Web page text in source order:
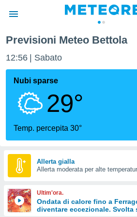
di
per
le
di
Web
le
Previsioni Meteo Bettola
12:56 Sabato
Nubi sparse
29°
Temp. percepita 30°
Allerta gialla
Allerta moderata per alte
Ultim'ora.
Ondata di calore fino a
diventare eccezionale. Svolta